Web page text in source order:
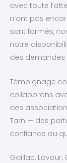
avec toute
n’ont pas
sont formés,
notre
des demandes
Témoignage
collaborons
des
Tarn — des
confiance au
Gaillac,